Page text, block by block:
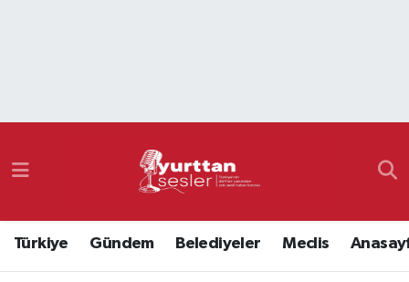
Türkiye Gündem Belediyeler Meclis
Namaz Vakitleri
Süper Lig Puan Durumu ve Fikstür